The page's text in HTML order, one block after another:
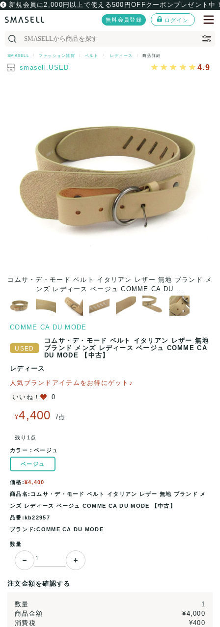
新規会員に2,000円以上で使える500円OFFクーポンプレゼント中
無料会員登録 ログイン
SMASELL ファッション雑貨 ベルト レディース 商品詳細
smasell.USED 4.9
コムサ・デ・モード ベルト イタリアン レザー 無地 ブランド メ
ンズ レディース ベージュ COMME CA DU ...
COMME CA DU MODE
コムサ・デ・モード ベルト イタリアン レザー 無地
ブランド メンズ レディース ベージュ COMME CA
DU MODE 【中古】
レディース
人気ブランドアイテムをお得にゲット♪
いいね！
0
¥4,400 /点
残り1点
カラー：ベージュ
ベージュ
価格:¥4,400
商品名:コムサ・デ・モード ベルト イタリアン レザー 無地 ブランド メ
ンズ レディース ベージュ COMME CA DU MODE 【中古】
品番:kb22957
ブランド:COMME CA DU MODE
数量
注文金額を確認する
数量
1
商品金額
¥4,000
消費税
¥400